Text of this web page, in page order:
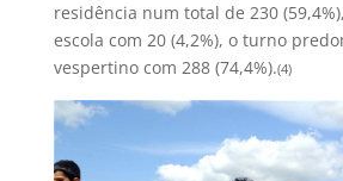
residência num total de 230
escola com 20 (4,2%), o turno
vespertino com 288 (74,4%).(4)